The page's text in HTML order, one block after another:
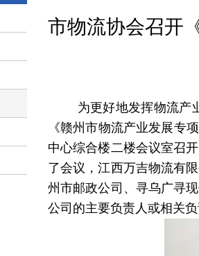
市物流协会召开
为更好地发挥物流产
《赣州市物流产业发展专
中心综合楼二楼会议室召
了会议，江西万吉物流有
州市邮政公司、寻乌广寻
公司的主要负责人或相关